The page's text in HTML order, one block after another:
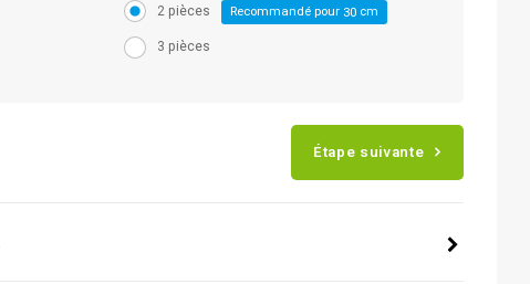
2 pièces Recommandé pour 30 cm
3 pièces
Étape suivante